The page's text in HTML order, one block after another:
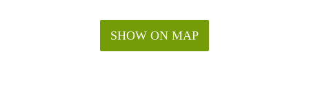
SHOW ON MAP